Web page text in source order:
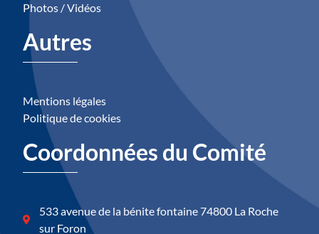
Photos / Vidéos
Autres
Mentions légales
Politique de cookies
Coordonnées du Comité
533 avenue de la bénite fontaine 74800 La Roche
sur Foron